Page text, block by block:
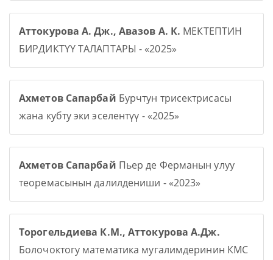
Аттокурова А. Дж., Авазов А. К. МЕКТЕПТИН
БИРДИКТҮҮ ТАЛАПТАРЫ - «2025»
Ахметов Сапарбай Бурчтун трисектрисасы
жана кубту эки эселентүү - «2025»
Ахметов Сапарбай Пьер де Ферманын улуу
теоремасынын далилдениши - «2023»
Торогельдиева К.М., Аттокурова А.Дж.
Болочоктогу математика мугалимдеринин КМС